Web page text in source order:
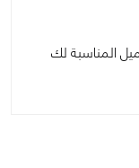
المناسبة لك